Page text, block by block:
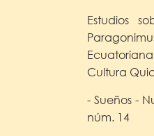
Estudios
Cultura
- Sueños -
núm. 14